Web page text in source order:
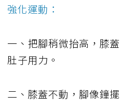
強化運動：
一、把腳稍微抬高，膝
肚子用力。
二、膝蓋不動，腳像鐘